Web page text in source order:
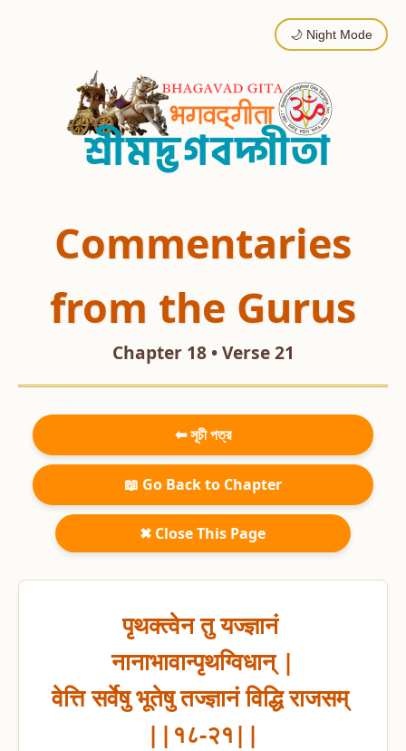
🌙 Night Mode
Commentaries
from the Gurus
Chapter 18 • Verse 21
⬅ সূচী পত্র
📖 Go Back to Chapter
✖ Close This Page
पृथक्त्वेन तु यज्ज्ञानं
नानाभावान्पृथग्विधान् |
वेत्ति सर्वेषु भूतेषु तज्ज्ञानं विद्धि राजसम्
||१८-२१||